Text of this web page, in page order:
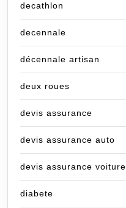
decathlon
decennale
décennale artisan
deux roues
devis assurance
devis assurance auto
devis assurance voiture
diabete